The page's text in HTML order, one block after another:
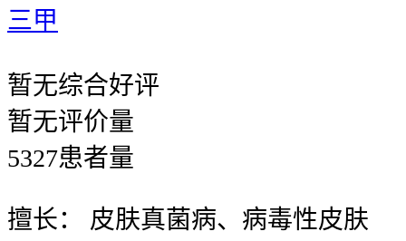
三甲
暂无综合好评
暂无评价量
5327患者量
擅长：
皮肤真菌病、病毒性皮肤